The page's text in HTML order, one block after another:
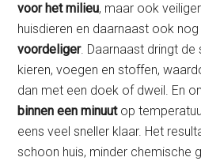
voor het milieu, maar ook
huisdieren en daarnaast ook
voordeliger. Daarnaast dringt
kieren, voegen en stoffen,
dan met een doek of dweil. En
binnen een minuut op
eens veel sneller klaar. Het
schoon huis, minder chemische